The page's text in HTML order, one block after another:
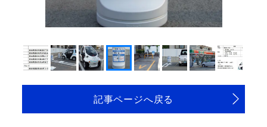
記事ページへ戻る